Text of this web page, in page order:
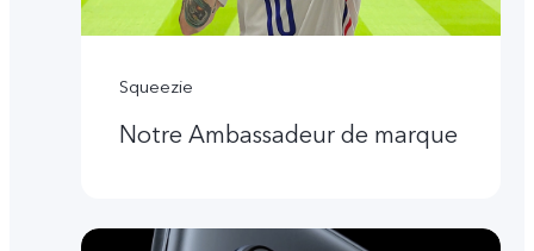
Squeezie
Notre Ambassadeur de marque